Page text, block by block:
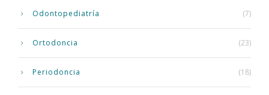
Odontopediatría (7)
Ortodoncia (23)
Periodoncia (18)